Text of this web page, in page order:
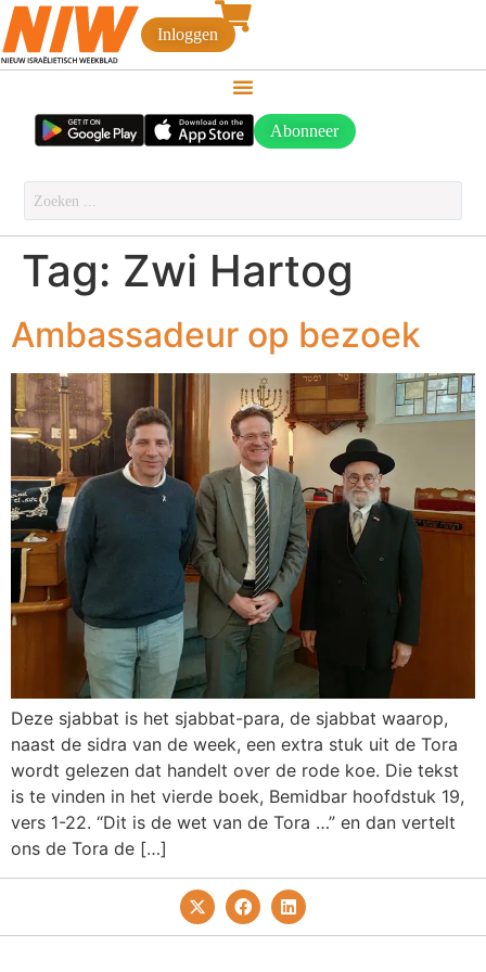
Inloggen
Abonneer
Tag: Zwi Hartog
Ambassadeur op bezoek
Deze sjabbat is het sjabbat-para, de sjabbat waarop,
naast de sidra van de week, een extra stuk uit de Tora
wordt gelezen dat handelt over de rode koe. Die tekst
is te vinden in het vierde boek, Bemidbar hoofdstuk 19,
vers 1-22. “Dit is de wet van de Tora …” en dan vertelt
ons de Tora de […]